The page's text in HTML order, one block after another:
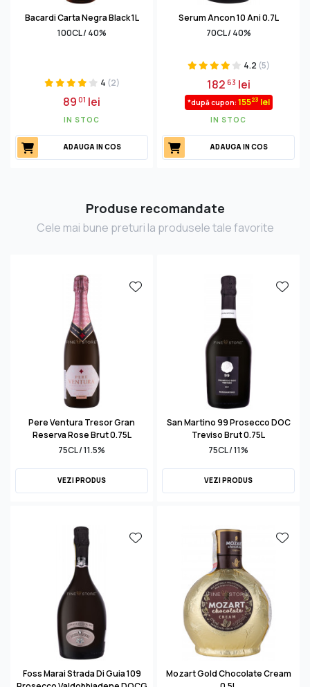
Bacardi Carta Negra Black 1L
100CL / 40%
4 (2)
8901 lei
IN STOC
ADAUGA IN COS
Serum Ancon 10 Ani 0.7L
70CL / 40%
4.2 (5)
18263 lei
*după cupon: 15523 lei
IN STOC
ADAUGA IN COS
Produse recomandate
Cele mai bune preturi la produsele tale favorite
Pere Ventura Tresor Gran
Reserva Rose Brut 0.75L
75CL / 11.5%
VEZI PRODUS
San Martino 99 Prosecco DOC
Treviso Brut 0.75L
75CL / 11%
VEZI PRODUS
Foss Marai Strada Di Guia 109
Mozart Gold Chocolate Cream